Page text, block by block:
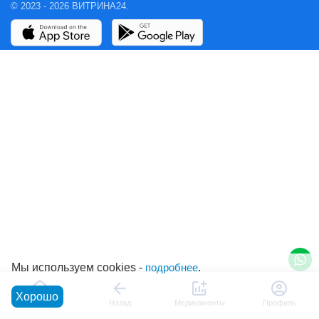
© 2023 - 2026 ВИТРИНА24.
Главная Назад Медикаменты Профиль
Мы используем cookies - подробнее.
Хорошо